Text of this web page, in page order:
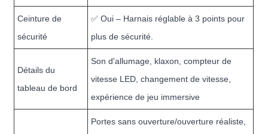
Ceinture de
sécurité
✅ Oui – Harnais réglable à 3 points pour
plus de sécurité.
Détails du
tableau de bord
Son d'allumage, klaxon, compteur de
vitesse LED, changement de vitesse,
expérience de jeu immersive
Portes sans ouverture/ouverture réaliste,